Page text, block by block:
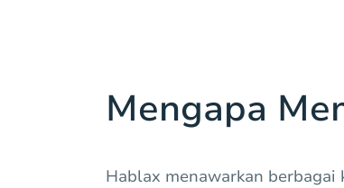
Mengapa
Hablax menawarkan